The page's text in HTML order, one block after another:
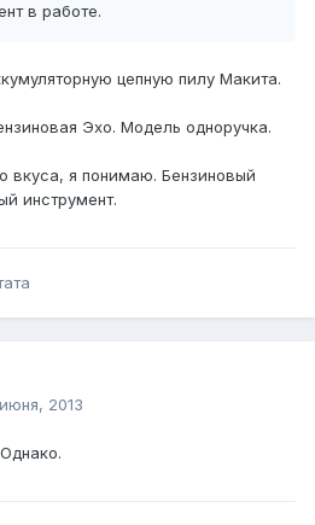
в работе.
цепную пилу Макита.
Эхо. Модель одноручка.
вкуса, я понимаю. Бензиновый
инструмент.
2013